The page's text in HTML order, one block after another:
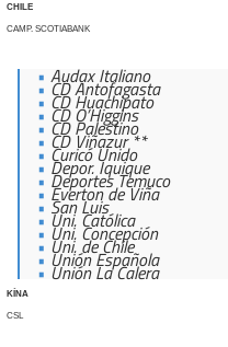
CHILE
CAMP. SCOTIABANK
Audax Italiano
CD Antofagasta
CD Huachipato
CD O’Higgins
CD Palestino
CD Viñazur **
Curicó Unido
Depor. Iquique
Deportes Temuco
Everton de Viña
San Luis
Uni. Católica
Uni. Concepción
Uni. de Chile
Unión Española
Unión La Calera
KÍNA
CSL